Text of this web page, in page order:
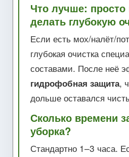
Что лучше:
делать глубокую
Если есть мох/налёт/
глубокая очистка
составами. После неё
гидрофобная защита,
дольше оставался
Сколько времени
уборка?
Стандартно 1–3 часа.